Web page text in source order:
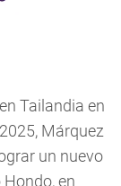
Tailandia en
Márquez
un nuevo
en